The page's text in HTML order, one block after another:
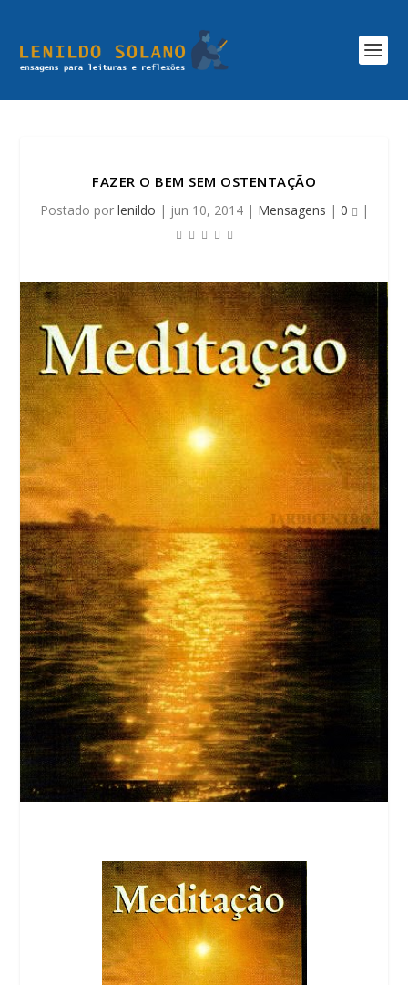
FAZER O BEM SEM OSTENTAÇÃO
Postado por lenildo | jun 10, 2014| Mensagens | 0 |